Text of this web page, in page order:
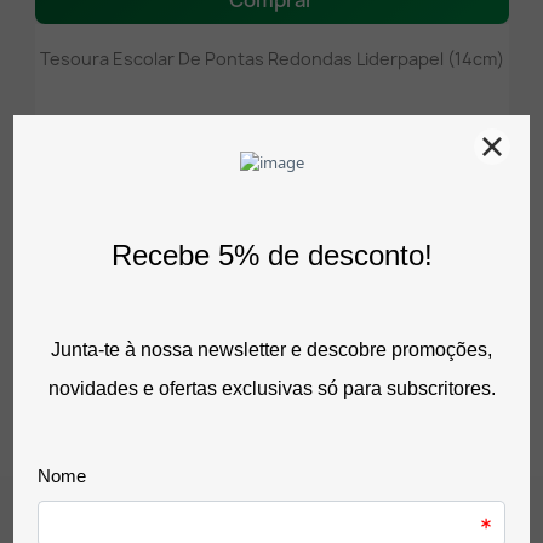
Tesoura Escolar De Pontas Redondas Liderpapel (14cm)
0 Avaliação(ões)
Comentários (0)